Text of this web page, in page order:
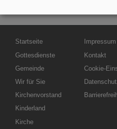
Hauptnavigation
Startseite
Gottesdienste
Gemeinde
Wir für Sie
Kirchenvorstand
Kinderland
Kirche
Impressum
Kontakt
Cookie-